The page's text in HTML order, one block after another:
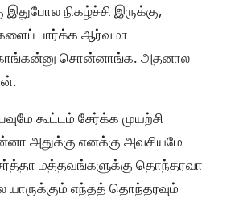
நிகழ்ச்சி இருக்கு,
பார்க்க ஆர்வமா
சொன்னாங்க. அதனால
கூட்டம் சேர்க்க முயற்சி
அதுக்கு எனக்கு அவசியமே
மத்தவங்களுக்கு தொந்தரவா
யாருக்கும் எந்தத் தொந்தரவும்